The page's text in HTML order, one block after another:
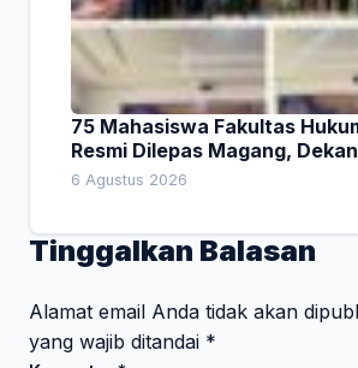
75 Mahasiswa Fakultas
Resmi Dilepas Magang,
Empat Pesan Penting
6 Agustus 2026
Tinggalkan Balasan
Alamat email Anda tidak akan
yang wajib ditandai *